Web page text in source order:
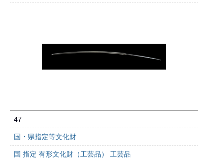
47
国・県指定等文化財
国 指定 有形文化財（工芸品） 工芸品